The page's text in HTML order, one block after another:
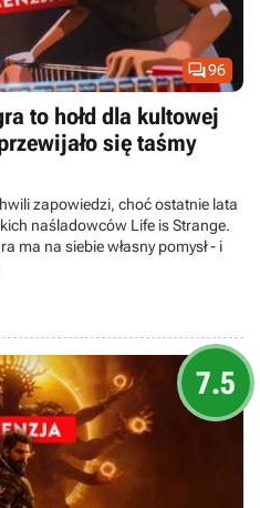
96
to hołd dla kultowej
się taśmy
zapowiedzi, choć ostatnie lata
naśladowców Life is Strange.
ma na siebie własny pomysł - i
7.5